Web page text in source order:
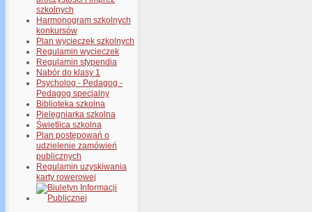
szkolnych
Harmonogram szkolnych
konkursów
Plan wycieczek szkolnych
Regulamin wycieczek
Regulamin stypendia
Nabór do klasy 1
Psycholog - Pedagog -
Pedagog specjalny
Biblioteka szkolna
Pielęgniarka szkolna
Świetlica szkolna
Plan postępowań o
udzielenie zamówień
publicznych
Regulamin uzyskiwania
karty rowerowej